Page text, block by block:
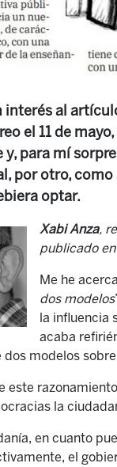
interés al
el 11 de
y, para mí
por otro, como
optar.
Xabi Anza,
publicado
Me he
dos modelos
la influencia
acaba
modelos
este
la
en cuanto
el